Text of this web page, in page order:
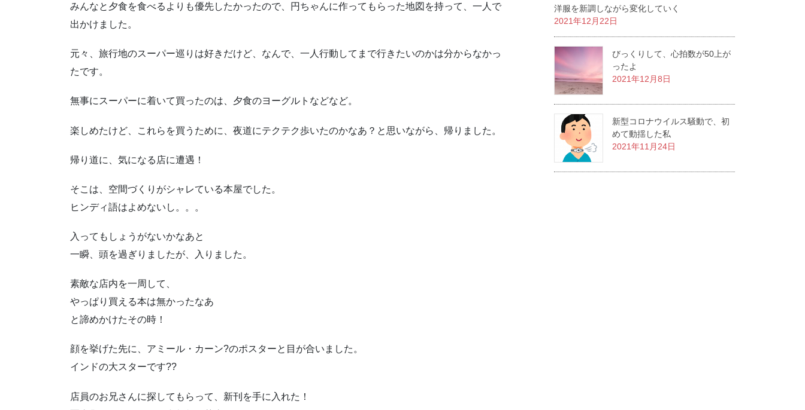
みんなと夕食を食べるよりも優先したかったので、円ちゃんに作ってもらった地図を持って、一人で
出かけました。
元々、旅行地のスーパー巡りは好きだけど、なんで、一人行動してまで行きたいのかは分からなかっ
たです。
無事にスーパーに着いて買ったのは、夕食のヨーグルトなどなど。
楽しめたけど、これらを買うために、夜道にテクテク歩いたのかなあ？と思いながら、帰りました。
帰り道に、気になる店に遭遇！
そこは、空間づくりがシャレている本屋でした。
ヒンディ語はよめないし。。。
入ってもしょうがないかなあと
一瞬、頭を過ぎりましたが、入りました。
素敵な店内を一周して、
やっぱり買える本は無かったなあ
と諦めかけたその時！
顔を挙げた先に、アミール・カーン?のポスターと目が合いました。
インドの大スターです??
店員のお兄さんに探してもらって、新刊を手に入れた！
洋服を新調しながら変化していく
2021年12月22日
びっくりして、心拍数が50上が
ったよ
2021年12月8日
新型コロナウイルス騒動で、初
めて動揺した私
2021年11月24日